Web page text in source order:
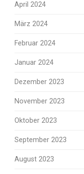
April 2024
März 2024
Februar 2024
Januar 2024
Dezember 2023
November 2023
Oktober 2023
September 2023
August 2023